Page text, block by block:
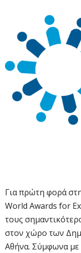
Για πρώτη φορά
World Awards for
τους
στον χώρο των
Αθήνα. Σύμφωνα με